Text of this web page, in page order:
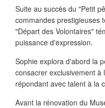
Suite au succès du "Petit
commandes prestigieuses
"Départ des Volontaires"
puissance d'expression.
Sophie explora d'abord la
consacrer exclusivement
répondant avec talent à la
Avant la rénovation du